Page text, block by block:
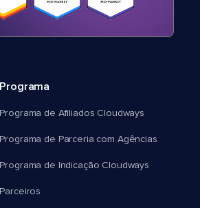
Programa
Programa de Afiliados Cloudways
Programa de Parceria com Agências
Programa de Indicação Cloudways
Parceiros